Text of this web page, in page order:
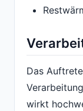
Das
wirkt